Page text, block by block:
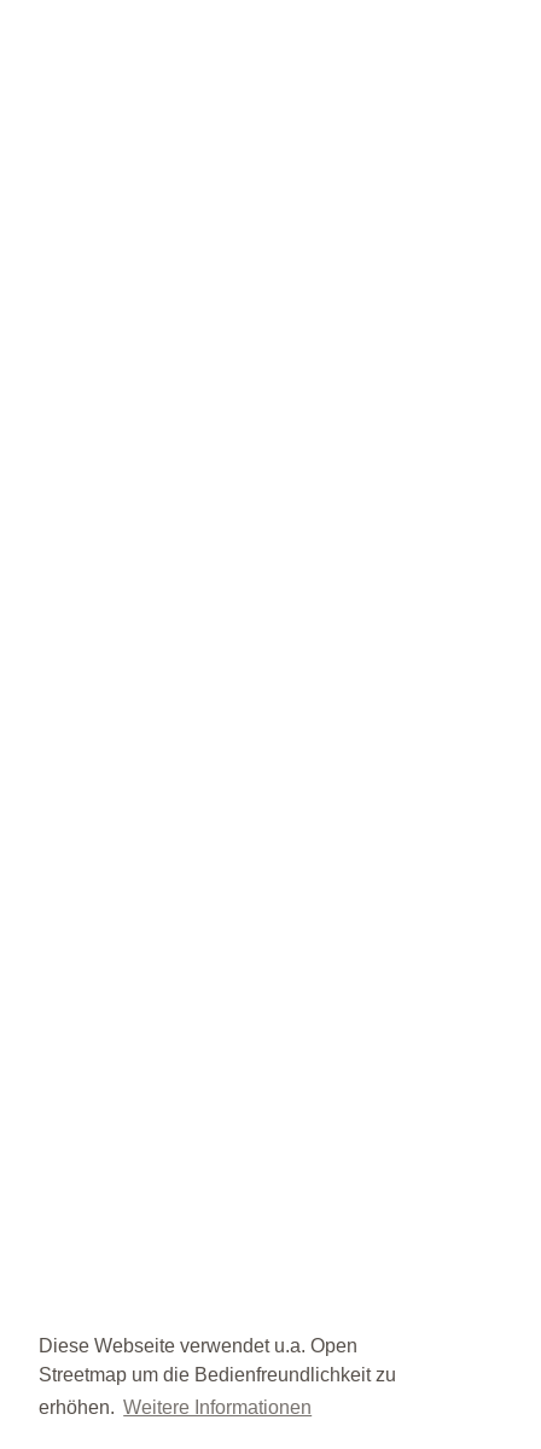
Diese Webseite verwendet u.a. Open
Streetmap um die Bedienfreundlichkeit zu
erhöhen. Weitere Informationen